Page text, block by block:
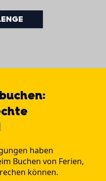
haben
Buchen von Ferien,
können.